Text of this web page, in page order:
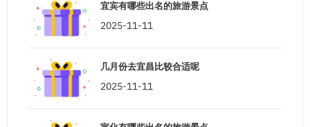
宜宾有哪些出名的旅游景点
2025-11-11
几月份去宜昌比较合适呢
2025-11-11